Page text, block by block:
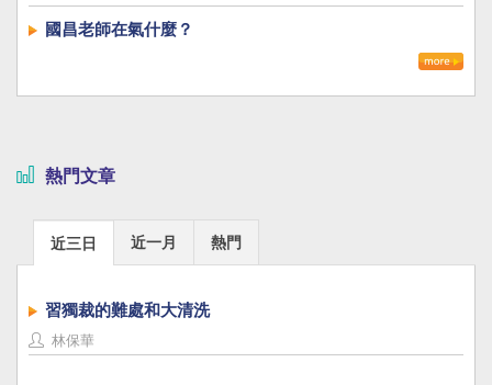
國昌老師在氣什麼？
熱門文章
近三日 近一月 熱門
習獨裁的難處和大清洗
林保華